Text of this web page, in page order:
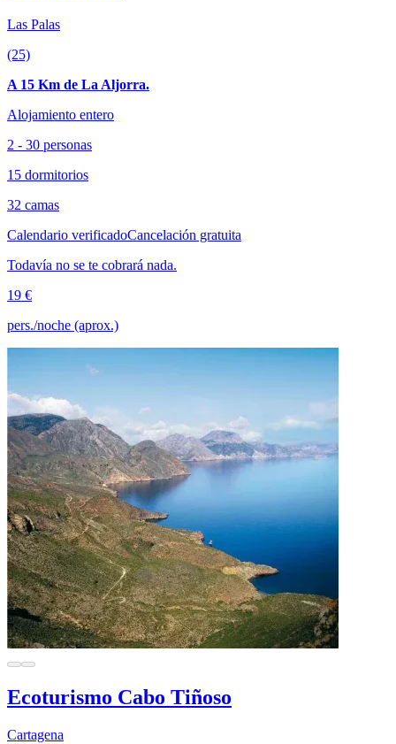
Las Palas
(25)
A 15 Km de La Aljorra.
Alojamiento entero
2 - 30 personas
15 dormitorios
32 camas
Calendario verificadoCancelación gratuita
Todavía no se te cobrará nada.
19 €
pers./noche (aprox.)
Ecoturismo Cabo Tiñoso
Cartagena